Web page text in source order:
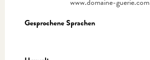
www.domaine-guerie.com
Gesprochene Sprachen
Gesprochene Sprachen